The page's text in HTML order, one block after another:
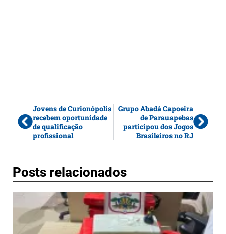
Jovens de Curionópolis
recebem oportunidade
de qualificação
profissional
Grupo Abadá Capoeira
de Parauapebas
participou dos Jogos
Brasileiros no RJ
Posts relacionados